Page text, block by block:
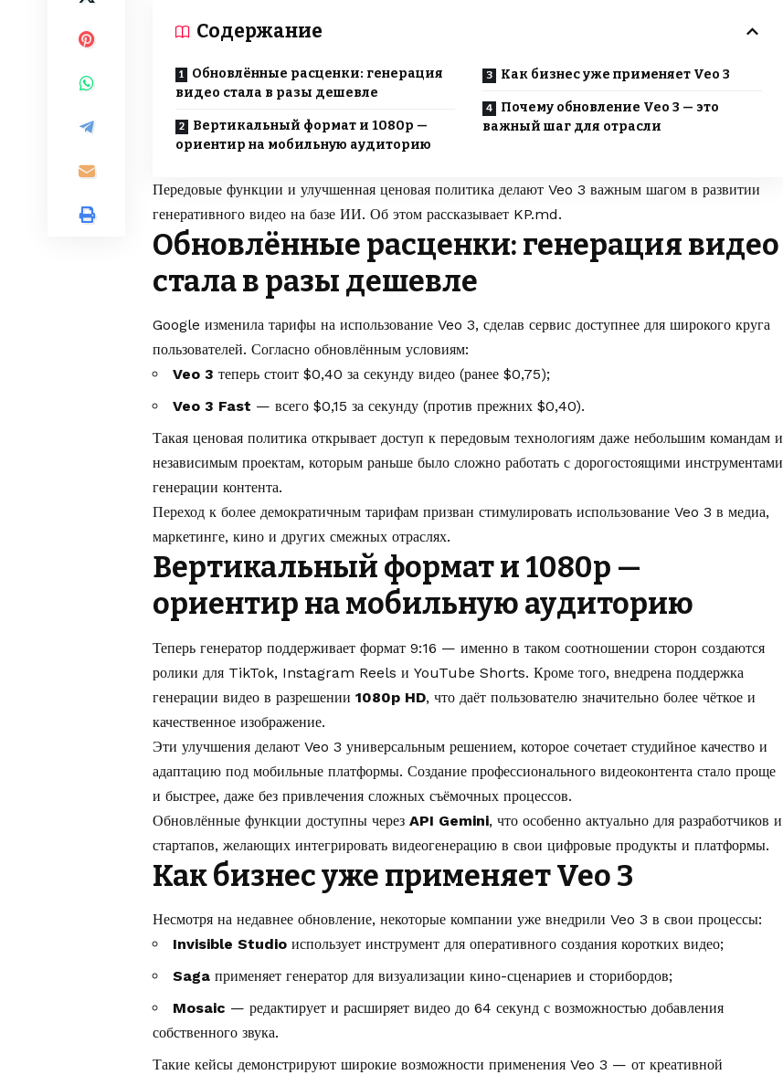
Содержание
Обновлённые расценки: генерация
видео стала в разы дешевле
Вертикальный формат и 1080p —
ориентир на мобильную аудиторию
Как бизнес уже применяет Veo 3
Почему обновление Veo 3 — это
важный шаг для отрасли
Передовые функции и улучшенная ценовая политика делают Veo 3 важным шагом в развитии
генеративного видео на базе ИИ. Об этом рассказывает KP.md.
Обновлённые расценки: генерация видео
стала в разы дешевле
Google изменила тарифы на использование Veo 3, сделав сервис доступнее для широкого круга
пользователей. Согласно обновлённым условиям:
Veo 3 теперь стоит $0,40 за секунду видео (ранее $0,75);
Veo 3 Fast — всего $0,15 за секунду (против прежних $0,40).
Такая ценовая политика открывает доступ к передовым технологиям даже небольшим командам и
независимым проектам, которым раньше было сложно работать с дорогостоящими инструментами
генерации контента.
Переход к более демократичным тарифам призван стимулировать использование Veo 3 в медиа,
маркетинге, кино и других смежных отраслях.
Вертикальный формат и 1080p —
ориентир на мобильную аудиторию
Теперь генератор поддерживает формат 9:16 — именно в таком соотношении сторон создаются
ролики для TikTok, Instagram Reels и YouTube Shorts. Кроме того, внедрена поддержка
генерации видео в разрешении 1080p HD, что даёт пользователю значительно более чёткое и
качественное изображение.
Эти улучшения делают Veo 3 универсальным решением, которое сочетает студийное качество и
адаптацию под мобильные платформы. Создание профессионального видеоконтента стало проще
и быстрее, даже без привлечения сложных съёмочных процессов.
Обновлённые функции доступны через API Gemini, что особенно актуально для разработчиков и
стартапов, желающих интегрировать видеогенерацию в свои цифровые продукты и платформы.
Как бизнес уже применяет Veo 3
Несмотря на недавнее обновление, некоторые компании уже внедрили Veo 3 в свои процессы:
Invisible Studio использует инструмент для оперативного создания коротких видео;
Saga применяет генератор для визуализации кино-сценариев и сторибордов;
Mosaic — редактирует и расширяет видео до 64 секунд с возможностью добавления
собственного звука.
Такие кейсы демонстрируют широкие возможности применения Veo 3 — от креативной